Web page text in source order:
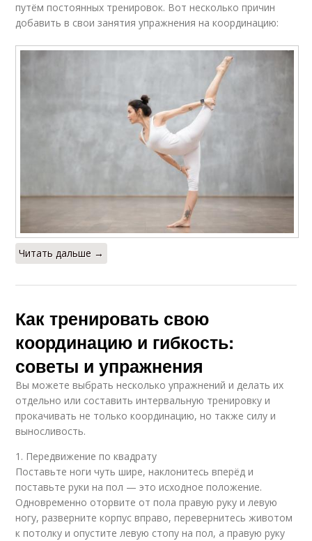
путём постоянных тренировок. Вот несколько причин
добавить в свои занятия упражнения на координацию:
Читать дальше →
Как тренировать свою
координацию и гибкость:
советы и упражнения
Вы можете выбрать несколько упражнений и делать их
отдельно или составить интервальную тренировку и
прокачивать не только координацию, но также силу и
выносливость.
1. Передвижение по квадрату
Поставьте ноги чуть шире, наклонитесь вперёд и
поставьте руки на пол — это исходное положение.
Одновременно оторвите от пола правую руку и левую
ногу, разверните корпус вправо, перевернитесь животом
к потолку и опустите левую стопу на пол, а правую руку